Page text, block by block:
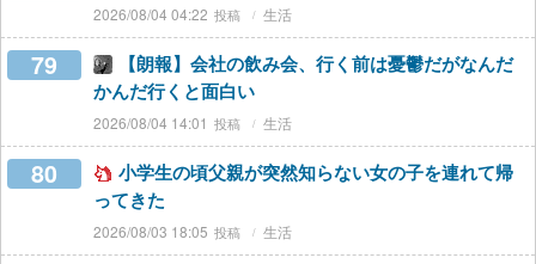
2026/08/04 04:22 生活
79
【朗報】会社の飲み会、行く前は憂鬱だがなんだ
かんだ行くと面白い
2026/08/04 14:01 生活
80
小学生の頃父親が突然知らない女の子を連れて帰
ってきた
2026/08/03 18:05 生活